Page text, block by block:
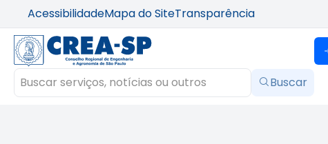
AcessibilidadeMapa do SiteTransparência
Buscar